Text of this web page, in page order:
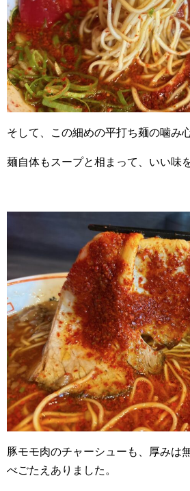
そして、この細めの平打ち麺の噛み
麺自体もスープと相まって、いい味
豚モモ肉のチャーシューも、厚みは
べごたえありました。